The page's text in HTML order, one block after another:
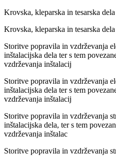
Krovska, kleparska in tesarska dela
Krovska, kleparska in tesarska dela
Storitve popravila in vzdrževanja
inštalacijska dela ter s tem
vzdrževanja inštalacij
Storitve popravila in vzdrževanja
inštalacijska dela ter s tem
vzdrževanja inštalacij
Storitve popravila in vzdrževanja
inštalacijska dela, ter s tem
vzdrževanja inštalac
Storitve popravila in vzdrževanja